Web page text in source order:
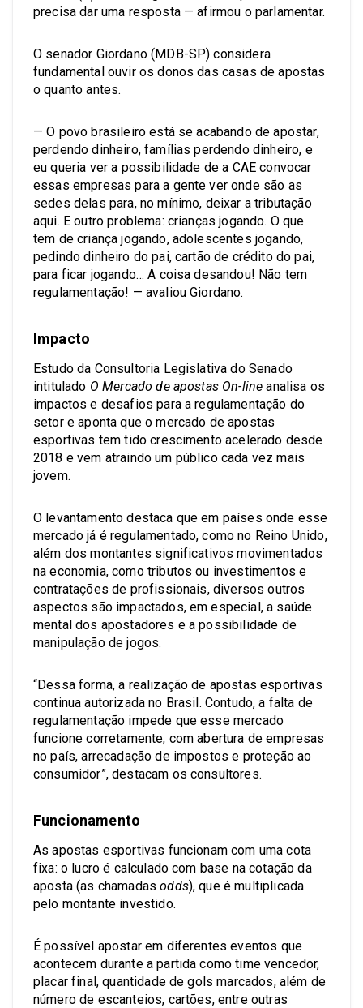
precisa dar uma resposta — afirmou o parlamentar.
O senador Giordano (MDB-SP) considera
fundamental ouvir os donos das casas de apostas
o quanto antes.
— O povo brasileiro está se acabando de apostar,
perdendo dinheiro, famílias perdendo dinheiro, e
eu queria ver a possibilidade de a CAE convocar
essas empresas para a gente ver onde são as
sedes delas para, no mínimo, deixar a tributação
aqui. E outro problema: crianças jogando. O que
tem de criança jogando, adolescentes jogando,
pedindo dinheiro do pai, cartão de crédito do pai,
para ficar jogando… A coisa desandou! Não tem
regulamentação! — avaliou Giordano.
Impacto
Estudo da Consultoria Legislativa do Senado
intitulado O Mercado de apostas On-line analisa os
impactos e desafios para a regulamentação do
setor e aponta que o mercado de apostas
esportivas tem tido crescimento acelerado desde
2018 e vem atraindo um público cada vez mais
jovem.
O levantamento destaca que em países onde esse
mercado já é regulamentado, como no Reino Unido,
além dos montantes significativos movimentados
na economia, como tributos ou investimentos e
contratações de profissionais, diversos outros
aspectos são impactados, em especial, a saúde
mental dos apostadores e a possibilidade de
manipulação de jogos.
“Dessa forma, a realização de apostas esportivas
continua autorizada no Brasil. Contudo, a falta de
regulamentação impede que esse mercado
funcione corretamente, com abertura de empresas
no país, arrecadação de impostos e proteção ao
consumidor”, destacam os consultores.
Funcionamento
As apostas esportivas funcionam com uma cota
fixa: o lucro é calculado com base na cotação da
aposta (as chamadasodds), que é multiplicada
pelo montante investido.
É possível apostar em diferentes eventos que
acontecem durante a partida como time vencedor,
placar final, quantidade de gols marcados, além de
número de escanteios, cartões, entre outras